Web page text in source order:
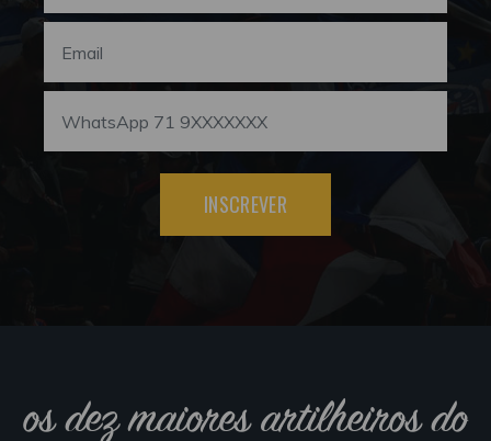
INSCREVER
os dez maiores artilheiros do